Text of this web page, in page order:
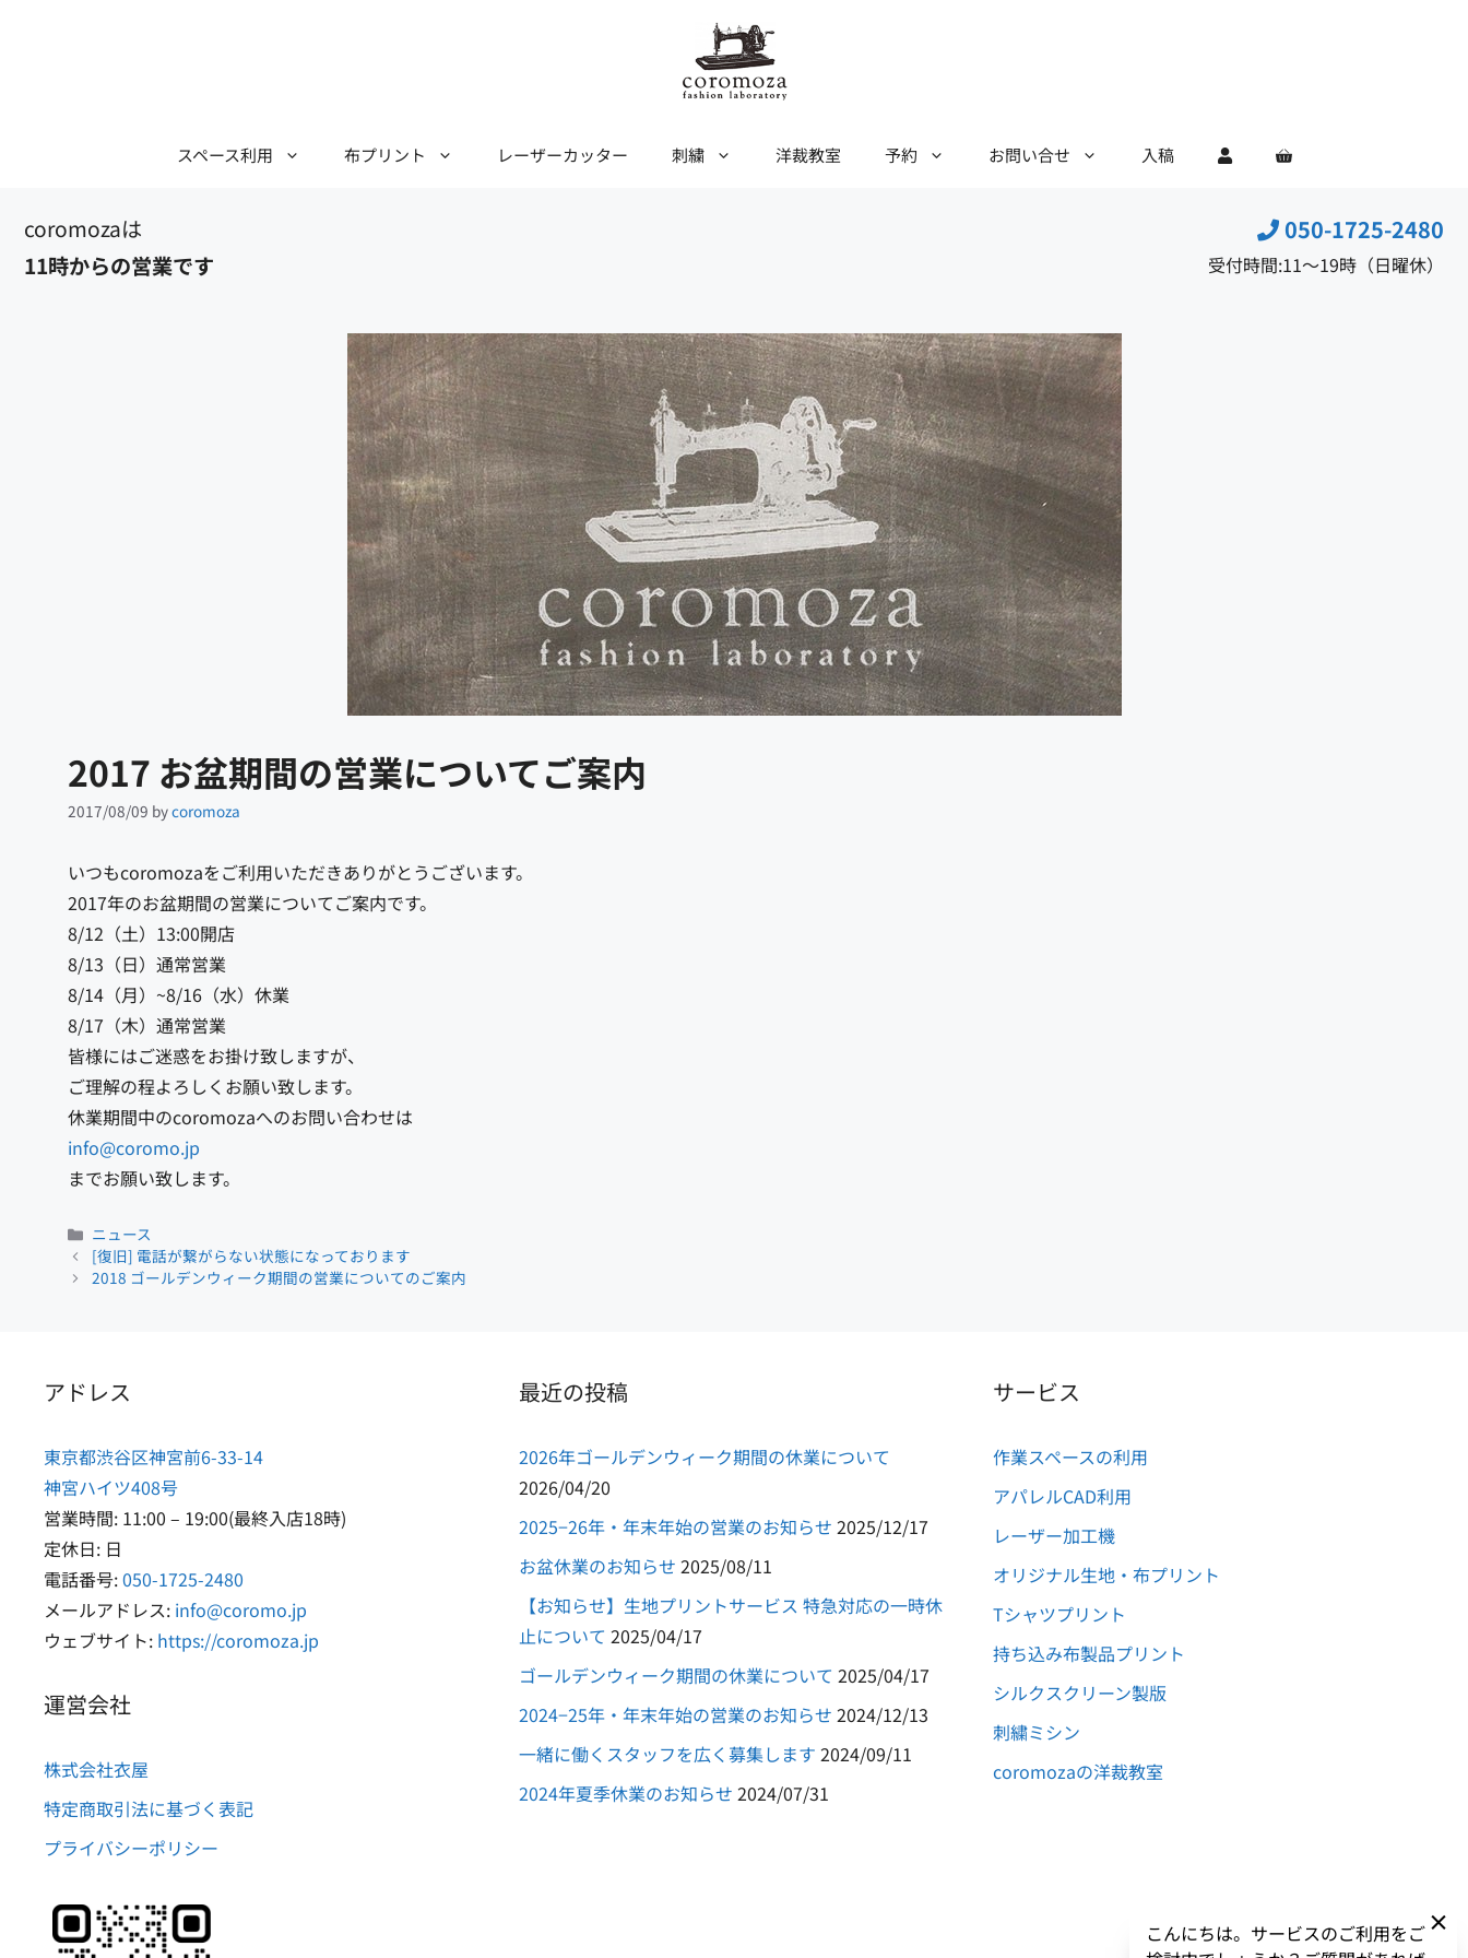
スペース利用 布プリント レーザーカッター 刺繍 洋裁教室 予約 お問い合せ 入稿
11時からの営業です
050-1725-2480
受付時間:11〜19時（日曜休）
2017 お盆期間の営業についてご案内
2017/08/09 bycoromoza
いつもcoromozaをご利用いただきありがとうございます。
2017年のお盆期間の営業についてご案内です。
8/12（土）13:00開店
8/13（日）通常営業
8/14（月）~8/16（水）休業
8/17（木）通常営業
皆様にはご迷惑をお掛け致しますが、
ご理解の程よろしくお願い致します。
休業期間中のcoromozaへのお問い合わせは
info@coromo.jp
までお願い致します。
カ
テ
ゴ
ニュース
[復旧] 電話が繋がらない状態になっております
2018 ゴールデンウィーク期間の営業についてのご案内
アドレス
東京都渋谷区神宮前6-33-14
神宮ハイツ408号
営業時間: 11:00 – 19:00(最終入店18時)
定休日: 日
電話番号:050-1725-2480
メールアドレス: info@coromo.jp
ウェブサイト: https://coromoza.jp
運営会社
株式会社衣屋
特定商取引法に基づく表記
プライバシーポリシー
最近の投稿
2026年ゴールデンウィーク期間の休業について
2026/04/20
2025−26年・年末年始の営業のお知らせ 2025/12/17
お盆休業のお知らせ 2025/08/11
【お知らせ】生地プリントサービス 特急対応の一時休
止について 2025/04/17
ゴールデンウィーク期間の休業について 2025/04/17
2024−25年・年末年始の営業のお知らせ 2024/12/13
一緒に働くスタッフを広く募集します 2024/09/11
2024年夏季休業のお知らせ 2024/07/31
サービス
作業スペースの利用
アパレルCAD利用
レーザー加工機
オリジナル生地・布プリント
Tシャツプリント
持ち込み布製品プリント
シルクスクリーン製版
刺繍ミシン
coromozaの洋裁教室
こんにちは。サービスのご利用をご